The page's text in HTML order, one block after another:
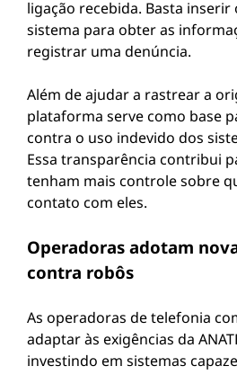
ligação recebida. Basta
sistema para obter as
registrar uma denúncia.
Além de ajudar a rastrear a
plataforma serve como base
contra o uso indevido dos
Essa transparência contribui
tenham mais controle sobre
contato com eles.
Operadoras adotam
contra robôs
As operadoras de telefonia
adaptar às exigências da
investindo em sistemas